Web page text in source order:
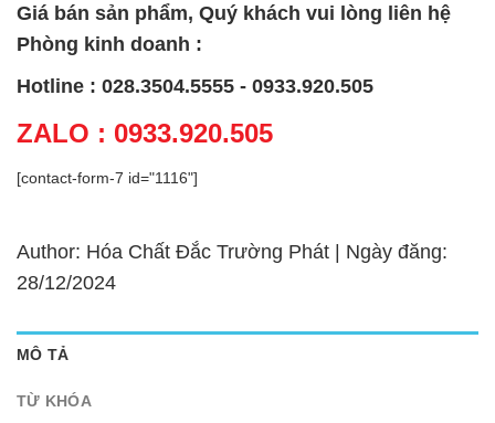
Giá bán sản phẩm, Quý khách vui lòng liên hệ
Phòng kinh doanh :
Hotline : 028.3504.5555 - 0933.920.505
ZALO : 0933.920.505
[contact-form-7 id="1116"]
Author: Hóa Chất Đắc Trường Phát | Ngày đăng:
28/12/2024
MÔ TẢ
TỪ KHÓA